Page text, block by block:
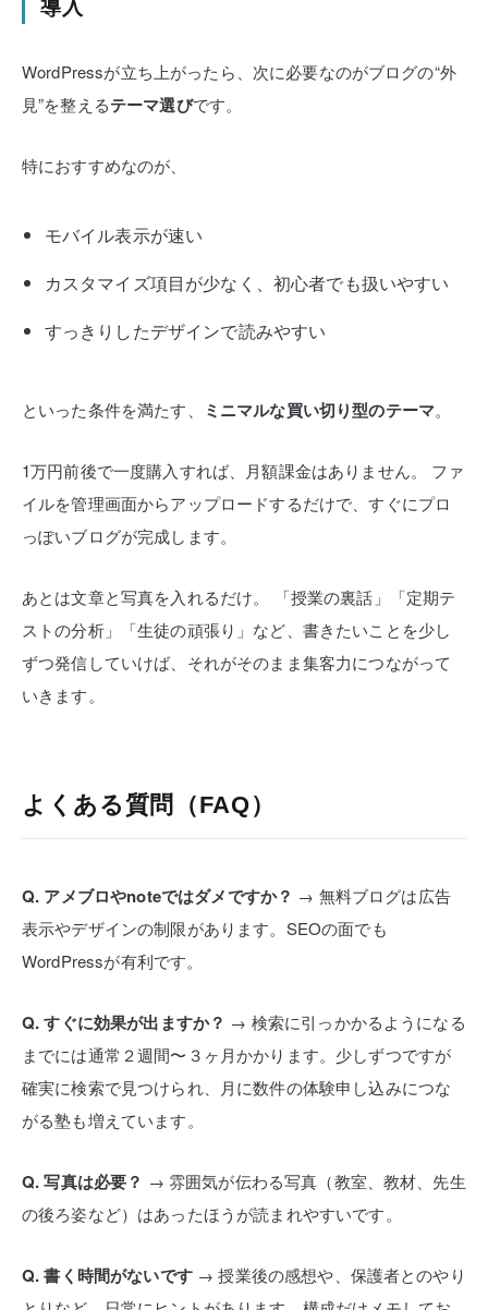
導入
WordPressが立ち上がったら、次に必要なのがブログの“外
見”を整えるテーマ選びです。
特におすすめなのが、
モバイル表示が速い
カスタマイズ項目が少なく、初心者でも扱いやすい
すっきりしたデザインで読みやすい
といった条件を満たす、 ミニマルな買い切り型のテーマ。
1万円前後で一度購入すれば、月額課金はありません。
ファ
イルを管理画面からアップロードするだけで、すぐにプロ
っぽいブログが完成します。
あとは文章と写真を入れるだけ。
「授業の裏話」「定期テ
ストの分析」「生徒の頑張り」など、書きたいことを少し
ずつ発信していけば、それがそのまま集客力につながって
いきます。
よくある質問（FAQ）
Q. アメブロやnoteではダメですか？ → 無料ブログは広告
表示やデザインの制限があります。SEOの面でも
WordPressが有利です。
Q. すぐに効果が出ますか？ → 検索に引っかかるようになる
までには通常２週間〜３ヶ月かかります。少しずつですが
確実に検索で見つけられ、月に数件の体験申し込みにつな
がる塾も増えています。
Q. 写真は必要？ → 雰囲気が伝わる写真（教室、教材、先生
の後ろ姿など）はあったほうが読まれやすいです。
Q. 書く時間がないです→ 授業後の感想や、保護者とのやり